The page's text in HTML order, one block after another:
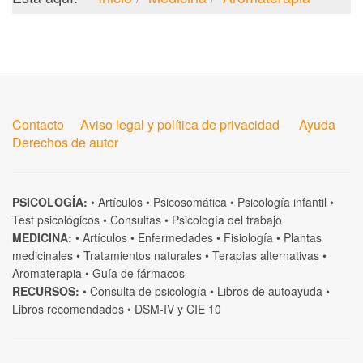
Contacto Aviso legal y política de privacidad
Ayuda
Derechos de autor
PSICOLOGÍA: • Artículos • Psicosomática • Psicología infantil •
Test psicológicos • Consultas • Psicología del trabajo
MEDICINA: • Artículos • Enfermedades • Fisiología • Plantas
medicinales • Tratamientos naturales • Terapias alternativas •
Aromaterapia • Guía de fármacos
RECURSOS: • Consulta de psicología • Libros de autoayuda •
Libros recomendados • DSM-IV y CIE 10